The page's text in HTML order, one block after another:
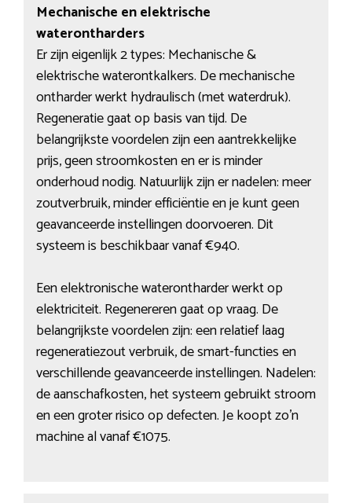
Mechanische en elektrische
waterontharders
Er zijn eigenlijk 2 types: Mechanische &
elektrische waterontkalkers. De mechanische
ontharder werkt hydraulisch (met waterdruk).
Regeneratie gaat op basis van tijd. De
belangrijkste voordelen zijn een aantrekkelijke
prijs, geen stroomkosten en er is minder
onderhoud nodig. Natuurlijk zijn er nadelen: meer
zoutverbruik, minder efficiëntie en je kunt geen
geavanceerde instellingen doorvoeren. Dit
systeem is beschikbaar vanaf €940.
Een elektronische waterontharder werkt op
elektriciteit. Regenereren gaat op vraag. De
belangrijkste voordelen zijn: een relatief laag
regeneratiezout verbruik, de smart-functies en
verschillende geavanceerde instellingen. Nadelen:
de aanschafkosten, het systeem gebruikt stroom
en een groter risico op defecten. Je koopt zo’n
machine al vanaf €1075.